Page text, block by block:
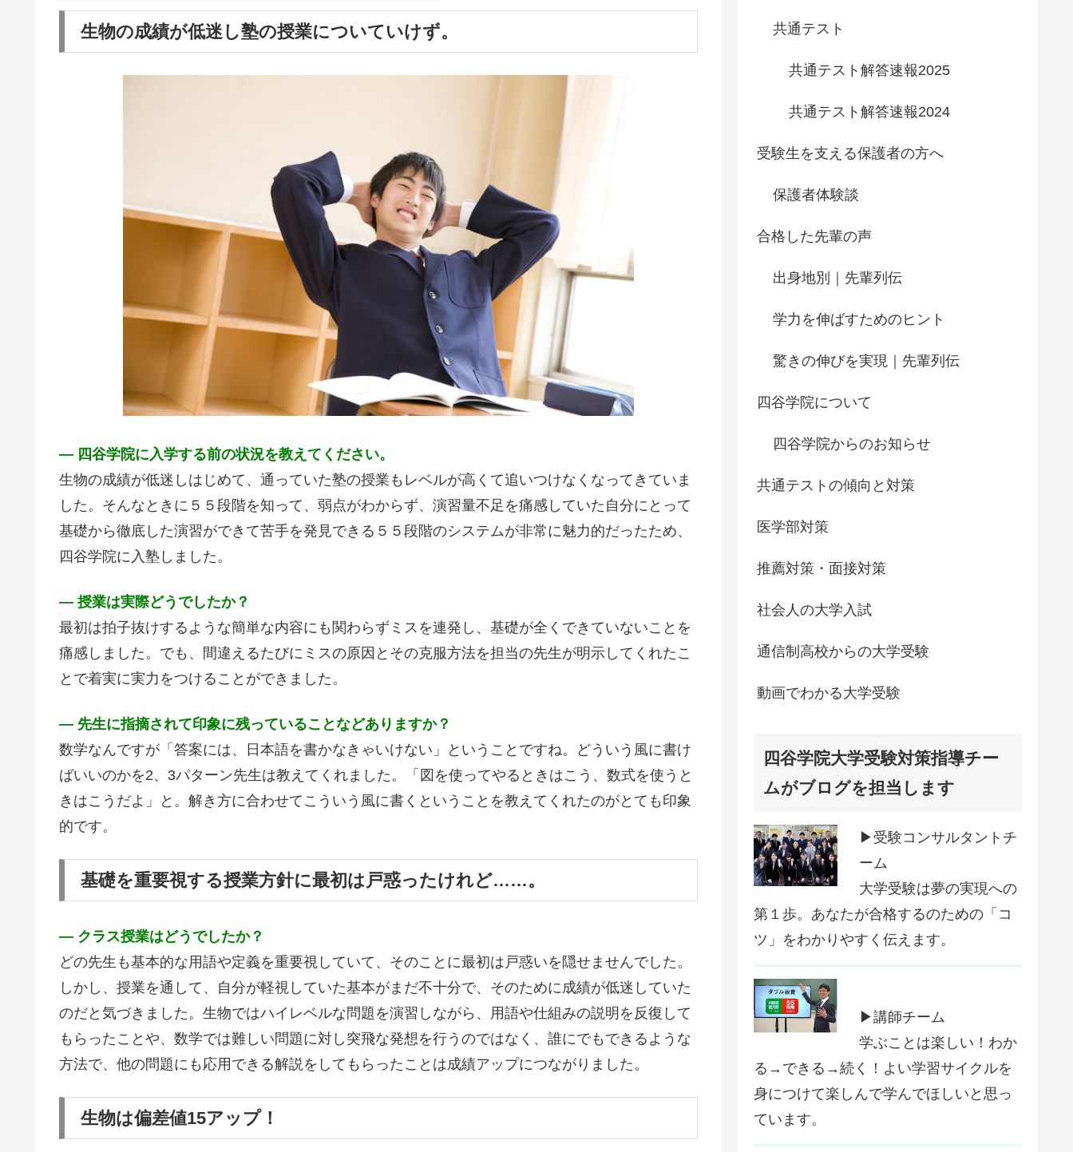
生物の成績が低迷し塾の授業についていけず。
― 四谷学院に入学する前の状況を教えてください。
生物の成績が低迷しはじめて、通っていた塾の授業もレベルが高くて追いつけなくなってきていま
した。そんなときに５５段階を知って、弱点がわからず、演習量不足を痛感していた自分にとって
基礎から徹底した演習ができて苦手を発見できる５５段階のシステムが非常に魅力的だったため、
四谷学院に入塾しました。
― 授業は実際どうでしたか？
最初は拍子抜けするような簡単な内容にも関わらずミスを連発し、基礎が全くできていないことを
痛感しました。でも、間違えるたびにミスの原因とその克服方法を担当の先生が明示してくれたこ
とで着実に実力をつけることができました。
― 先生に指摘されて印象に残っていることなどありますか？
数学なんですが「答案には、日本語を書かなきゃいけない」ということですね。どういう風に書け
ばいいのかを2、3パターン先生は教えてくれました。「図を使ってやるときはこう、数式を使うと
きはこうだよ」と。解き方に合わせてこういう風に書くということを教えてくれたのがとても印象
的です。
基礎を重要視する授業方針に最初は戸惑ったけれど……。
― クラス授業はどうでしたか？
どの先生も基本的な用語や定義を重要視していて、そのことに最初は戸惑いを隠せませんでした。
しかし、授業を通して、自分が軽視していた基本がまだ不十分で、そのために成績が低迷していた
のだと気づきました。生物ではハイレベルな問題を演習しながら、用語や仕組みの説明を反復して
もらったことや、数学では難しい問題に対し突飛な発想を行うのではなく、誰にでもできるような
方法で、他の問題にも応用できる解説をしてもらったことは成績アップにつながりました。
生物は偏差値15アップ！
共通テスト
共通テスト解答速報2025
共通テスト解答速報2024
受験生を支える保護者の方へ
保護者体験談
合格した先輩の声
出身地別｜先輩列伝
学力を伸ばすためのヒント
驚きの伸びを実現｜先輩列伝
四谷学院について
四谷学院からのお知らせ
共通テストの傾向と対策
医学部対策
推薦対策・面接対策
社会人の大学入試
通信制高校からの大学受験
動画でわかる大学受験
四谷学院大学受験対策指導チー
ムがブログを担当します
▶受験コンサルタントチ
ーム
大学受験は夢の実現への
第１歩。あなたが合格するのための「コ
ツ」をわかりやすく伝えます。
▶講師チーム
学ぶことは楽しい！わか
る→できる→続く！よい学習サイクルを
身につけて楽しんで学んでほしいと思っ
ています。